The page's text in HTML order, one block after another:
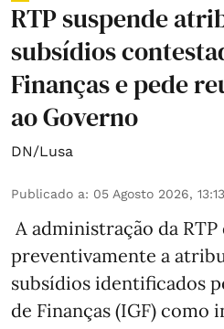
RTP suspende
subsídios
Finanças e pede
ao Governo
DN/Lusa
Publicado a: 05 Agosto 2026, 13:13
A administração da
preventivamente a
subsídios identificados
de Finanças (IGF) como